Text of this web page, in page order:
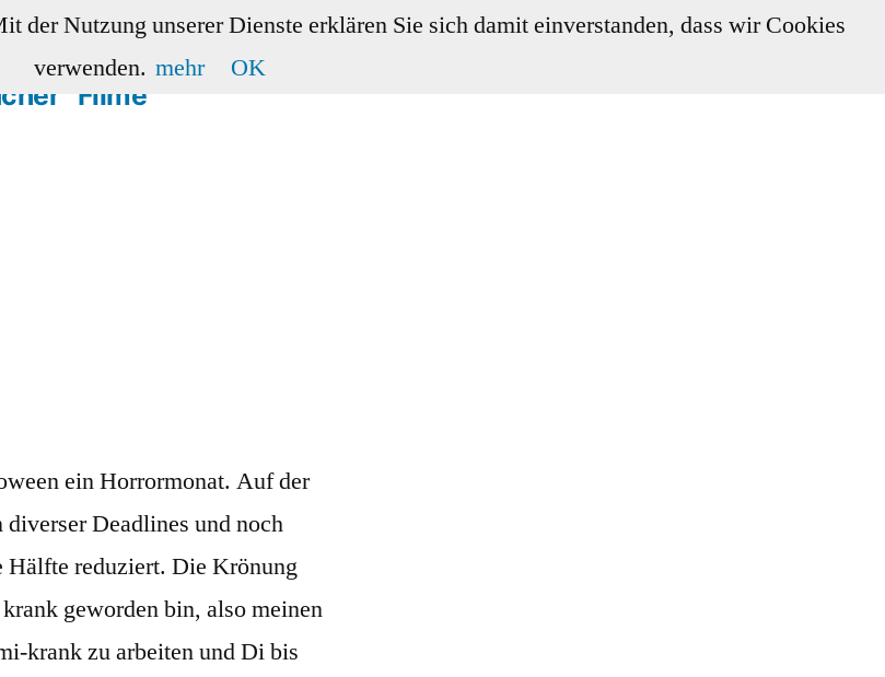
Filme
ein Horrormonat. Auf der
Deadlines und noch
Hälfte reduziert. Die Krönung
geworden bin, also meinen
krank zu arbeiten und Di bis
der Nutzung unserer Dienste erklären Sie sich damit einverstanden, dass wir Cookies
verwenden. mehr OK